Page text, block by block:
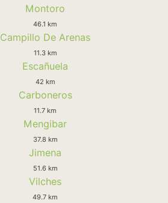
Montoro
46.1 km
Campillo De Arenas
11.3 km
Escañuela
42 km
Carboneros
11.7 km
Mengibar
37.8 km
Jimena
51.6 km
Vilches
49.7 km